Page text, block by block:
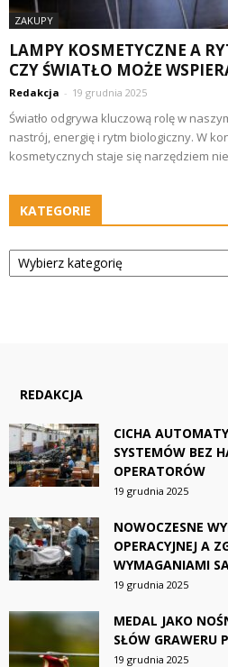
ZAKUPY
LAMPY KOSMETYCZNE A
CZY ŚWIATŁO MOŻE
Redakcja - 19 grudnia 2025
Światło odgrywa kluczową rolę w
nastrój, energię i rytm biologiczny. W
kosmetycznych staje się narzędziem
KATEGORIE
Kategorie
REDAKCJA
CICHA
SYSTEMÓW BEZ
OPERATORÓW
19 grudnia 2025
NOWOCZESNE
OPERACYJNEJ A
WYMAGANIAMI
19 grudnia 2025
MEDAL JAKO
SŁÓW GRAWERU
19 grudnia 2025